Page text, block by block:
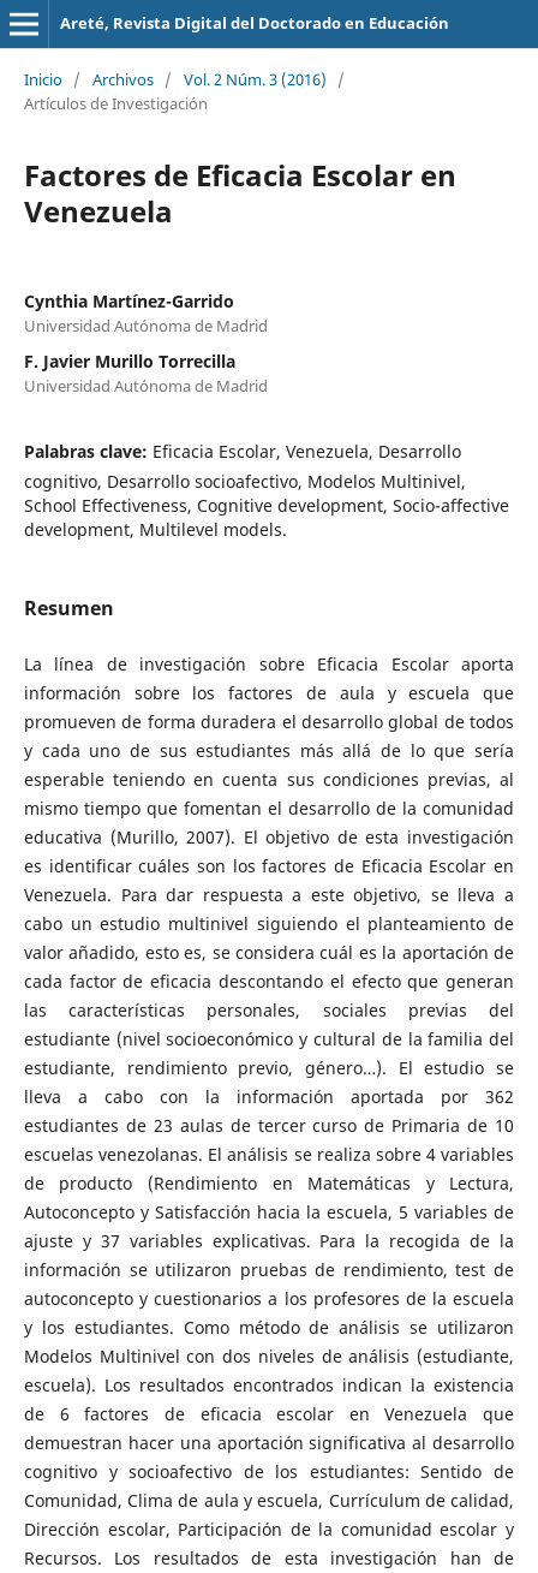
Areté, Revista Digital del Doctorado en Educación
Inicio / Archivos / Vol. 2 Núm. 3 (2016)
/
Artículos de Investigación
Factores de Eficacia Escolar en
Venezuela
Cynthia Martínez-Garrido
Universidad Autónoma de Madrid
F. Javier Murillo Torrecilla
Universidad Autónoma de Madrid
Palabras clave: Eficacia Escolar, Venezuela, Desarrollo
cognitivo, Desarrollo socioafectivo, Modelos Multinivel,
School Effectiveness, Cognitive development, Socio-affective
development, Multilevel models.
Resumen
La línea de investigación sobre Eficacia Escolar aporta
información sobre los factores de aula y escuela que
promueven de forma duradera el desarrollo global de todos
y cada uno de sus estudiantes más allá de lo que sería
esperable teniendo en cuenta sus condiciones previas, al
mismo tiempo que fomentan el desarrollo de la comunidad
educativa (Murillo, 2007). El objetivo de esta investigación
es identificar cuáles son los factores de Eficacia Escolar en
Venezuela. Para dar respuesta a este objetivo, se lleva a
cabo un estudio multinivel siguiendo el planteamiento de
valor añadido, esto es, se considera cuál es la aportación de
cada factor de eficacia descontando el efecto que generan
las características personales, sociales previas del
estudiante (nivel socioeconómico y cultural de la familia del
estudiante, rendimiento previo, género…). El estudio se
lleva a cabo con la información aportada por 362
estudiantes de 23 aulas de tercer curso de Primaria de 10
escuelas venezolanas. El análisis se realiza sobre 4 variables
de producto (Rendimiento en Matemáticas y Lectura,
Autoconcepto y Satisfacción hacia la escuela, 5 variables de
ajuste y 37 variables explicativas. Para la recogida de la
información se utilizaron pruebas de rendimiento, test de
autoconcepto y cuestionarios a los profesores de la escuela
y los estudiantes. Como método de análisis se utilizaron
Modelos Multinivel con dos niveles de análisis (estudiante,
escuela). Los resultados encontrados indican la existencia
de 6 factores de eficacia escolar en Venezuela que
demuestran hacer una aportación significativa al desarrollo
cognitivo y socioafectivo de los estudiantes: Sentido de
Comunidad, Clima de aula y escuela, Currículum de calidad,
Dirección escolar, Participación de la comunidad escolar y
Recursos. Los resultados de esta investigación han de